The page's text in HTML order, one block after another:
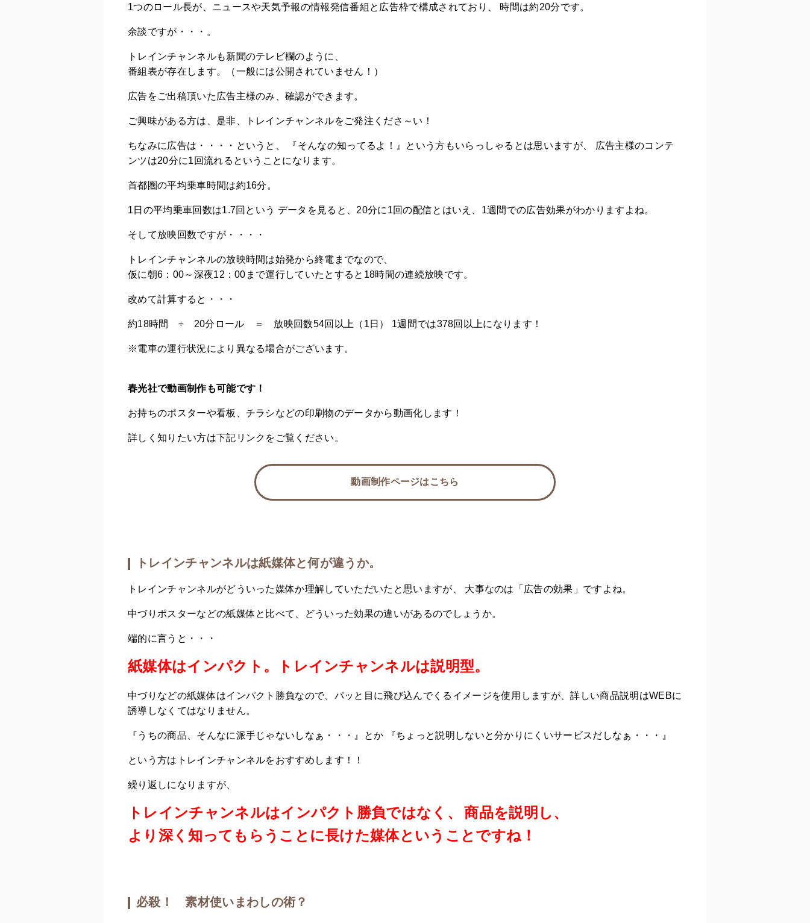
1つのロール長が、ニュースや天気予報の情報発信番組と広告枠で構成されており、 時間は約20分です。
余談ですが・・・。
トレインチャンネルも新聞のテレビ欄のように、
番組表が存在します。（一般には公開されていません！）
広告をご出稿頂いた広告主様のみ、確認ができます。
ご興味がある方は、是非、トレインチャンネルをご発注くださ～い！
ちなみに広告は・・・・というと、 『そんなの知ってるよ！』という方もいらっしゃるとは思いますが、 広告主様のコンテ
ンツは20分に1回流れるということになります。
首都圏の平均乗車時間は約16分。
1日の平均乗車回数は1.7回という データを見ると、20分に1回の配信とはいえ、1週間での広告効果がわかりますよね。
そして放映回数ですが・・・・
トレインチャンネルの放映時間は始発から終電までなので、
仮に朝6：00～深夜12：00まで運行していたとすると18時間の連続放映です。
改めて計算すると・・・
約18時間 ÷ 20分ロール ＝ 放映回数54回以上（1日） 1週間では378回以上になります！
※電車の運行状況により異なる場合がございます。
春光社で動画制作も可能です！
お持ちのポスターや看板、チラシなどの印刷物のデータから動画化します！
詳しく知りたい方は下記リンクをご覧ください。
動画制作ページはこちら
トレインチャンネルは紙媒体と何が違うか。
トレインチャンネルがどういった媒体か理解していただいたと思いますが、 大事なのは「広告の効果」ですよね。
中づりポスターなどの紙媒体と比べて、どういった効果の違いがあるのでしょうか。
端的に言うと・・・
紙媒体はインパクト。トレインチャンネルは説明型。
中づりなどの紙媒体はインパクト勝負なので、パッと目に飛び込んでくるイメージを使用しますが、詳しい商品説明はWEBに
誘導しなくてはなりません。
『うちの商品、そんなに派手じゃないしなぁ・・・』とか 『ちょっと説明しないと分かりにくいサービスだしなぁ・・・』
という方はトレインチャンネルをおすすめします！！
繰り返しになりますが、
トレインチャンネルはインパクト勝負ではなく、
商品を説明し、
より深く知ってもらうことに長けた媒体ということですね！
必殺！ 素材使いまわしの術？